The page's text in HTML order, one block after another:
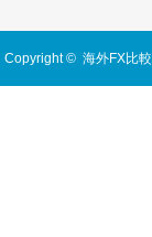
Copyright © 海外FX比